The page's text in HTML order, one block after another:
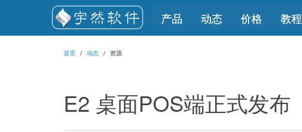
产品 动态 价格 教程
首页 动态 资源
E2 桌面POS端正式发布